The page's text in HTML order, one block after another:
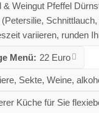
Weingut Pfeffel
variieren, runden
Menü: 22 Euro
Sekte, Weine,
Küche für Sie